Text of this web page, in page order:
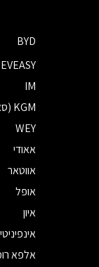
BYD
EVEASY
IM
KGM (סאנגיונג)
WEY
אאודי
אווטאר
אופל
איון
אינפיניטי
אלפא